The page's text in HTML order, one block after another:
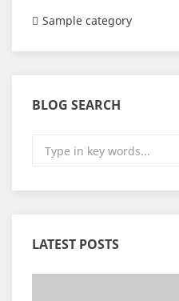
Sample category
BLOG SEARCH
LATEST POSTS